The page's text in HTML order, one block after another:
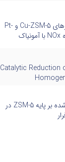
مقایسه عملکرد کاتالیزور Mn-Kaolin با کاتالیزورهای Cu-ZSM-5 و Pt-
Catalytic Reduction
کارایی کاتالیزورهای محلول جامد Ce-Mn لود شده بر پایه ZSM-5 در